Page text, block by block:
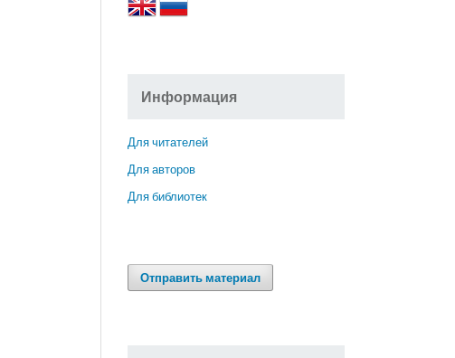
Информация
Для читателей
Для авторов
Для библиотек
Отправить материал